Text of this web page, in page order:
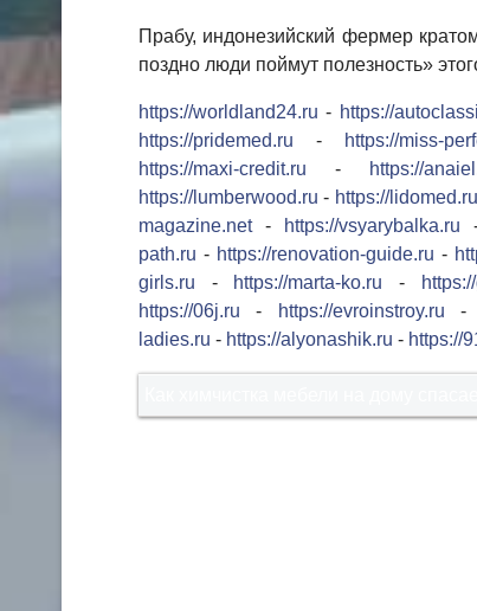
Прабу, индонезийский фермер
поздно люди поймут полезность»
https://worldland24.ru - https://
https://pridemed.ru - https://miss-
https://maxi-credit.ru - https://
https://lumberwood.ru - https://lidomed.ru
magazine.net- https://vsyarybalka.ru
path.ru - https://renovation-guide.ru -
girls.ru - https://marta-ko.ru -
https://06j.ru - https://evroinstroy.ru -
ladies.ru - https://alyonashik.ru - https://